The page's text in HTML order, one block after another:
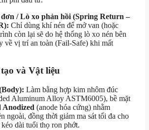
/ Lò xo phản hồi (Spring Return –
Chỉ dùng khí nén để mở van (hoặc
còn lại sẽ do hệ thống lò xo nén bên
về vị trí an toàn (Fail-Safe) khi mất
và Vật liệu
Làm bằng hợp kim nhôm đúc
Aluminum Alloy ASTM6005), bề mặt
Anodized (anode hóa cứng) nhằm
ngoài, đồng thời giảm ma sát tối đa cho
dài tuổi thọ ron phớt.